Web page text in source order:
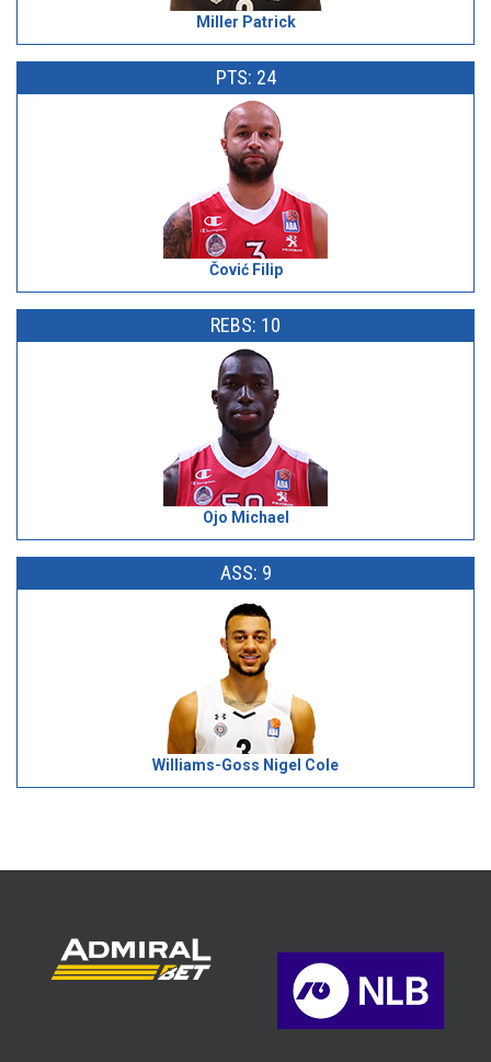
Miller Patrick
PTS: 24
Čović Filip
REBS: 10
Ojo Michael
ASS: 9
Williams-Goss Nigel Cole